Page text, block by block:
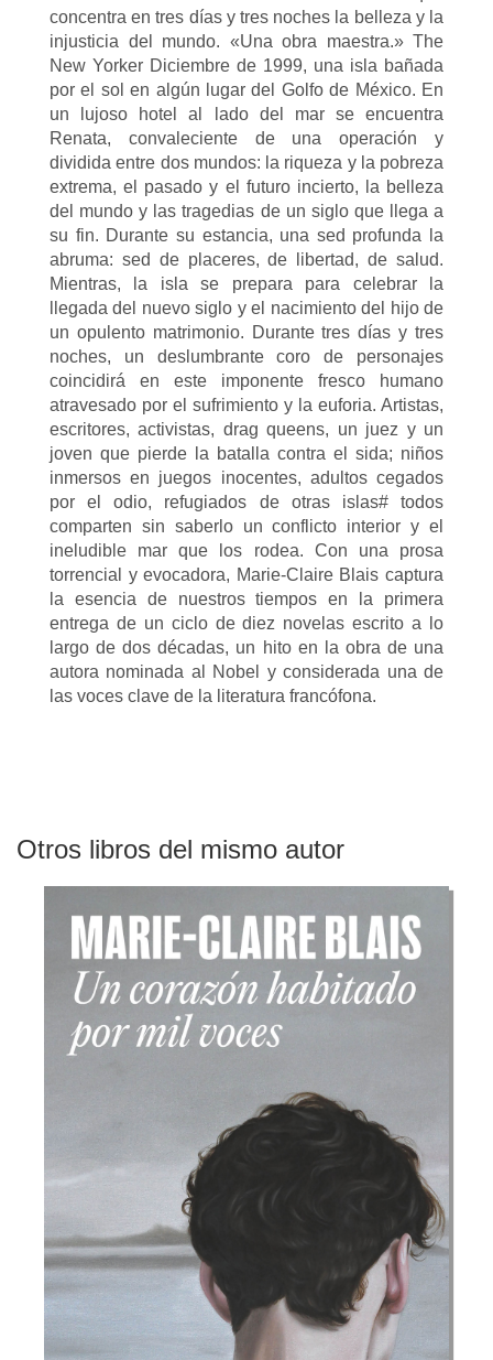
concentra en tres días y tres noches la belleza y la
injusticia del mundo. «Una obra maestra.» The
New Yorker Diciembre de 1999, una isla bañada
por el sol en algún lugar del Golfo de México. En
un lujoso hotel al lado del mar se encuentra
Renata, convaleciente de una operación y
dividida entre dos mundos: la riqueza y la pobreza
extrema, el pasado y el futuro incierto, la belleza
del mundo y las tragedias de un siglo que llega a
su fin. Durante su estancia, una sed profunda la
abruma: sed de placeres, de libertad, de salud.
Mientras, la isla se prepara para celebrar la
llegada del nuevo siglo y el nacimiento del hijo de
un opulento matrimonio. Durante tres días y tres
noches, un deslumbrante coro de personajes
coincidirá en este imponente fresco humano
atravesado por el sufrimiento y la euforia. Artistas,
escritores, activistas, drag queens, un juez y un
joven que pierde la batalla contra el sida; niños
inmersos en juegos inocentes, adultos cegados
por el odio, refugiados de otras islas# todos
comparten sin saberlo un conflicto interior y el
ineludible mar que los rodea. Con una prosa
torrencial y evocadora, Marie-Claire Blais captura
la esencia de nuestros tiempos en la primera
entrega de un ciclo de diez novelas escrito a lo
largo de dos décadas, un hito en la obra de una
autora nominada al Nobel y considerada una de
las voces clave de la literatura francófona.
Otros libros del mismo autor